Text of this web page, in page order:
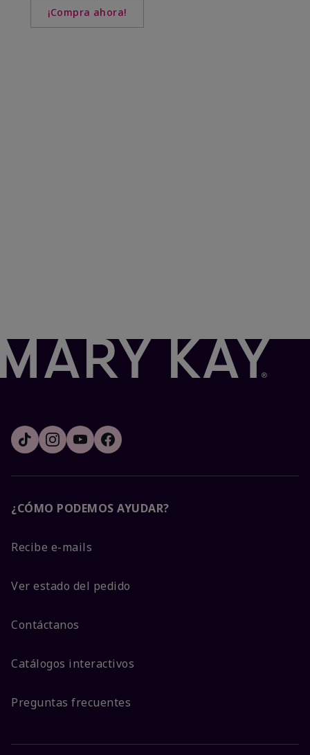
¡Compra ahora!
¿CÓMO PODEMOS AYUDAR?
Recibe e-mails
Ver estado del pedido
Contáctanos
Catálogos interactivos
Preguntas frecuentes